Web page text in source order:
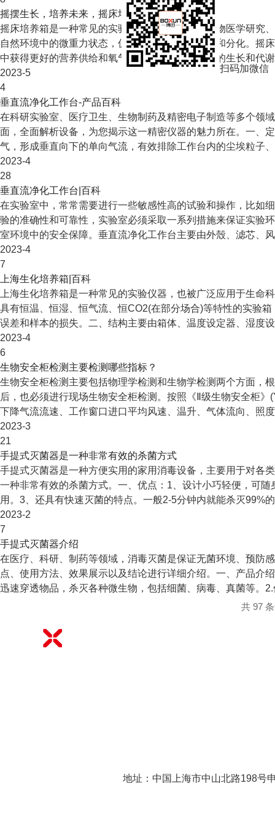
摇摆生长，培养未来，摇床培养箱的应用和优势
摇床培养箱是一种常见的实验设备，广泛应用于生物医学研究
自然环境中的微重力状态，促进细胞的生长、增殖和分化。摇
中获得更好的营养供给和氧气输送，从而促进细胞的生长和代
2023-5
4
垂直流净化工作台-产品百科
在科研实验室、医疗卫生、生物制药及精密电子制造等多个领
面，全面解析设备，为您揭示这一精密仪器的魅力所在。一、
气，形成垂直向下的单向气流，有效排除工作台内的尘埃粒子
2023-4
28
垂直流净化工作台|百科
在实验室中，常常需要进行一些敏感性高的试验和操作，比如
验的准确性和可靠性，实验室必须采取一系列措施来保证实验
室环境中的安全保障。垂直流净化工作台主要由外殼、滤芯、
2023-4
7
上海生化培养箱|百科
上海生化培养箱是一种常见的实验仪器，也被广泛应用于生
具有恒温、恒湿、恒气流、恒CO2(在部分场合)等特性的实验
误差和样本的损失。二、结构主要由箱体、温度设定器、湿度
2023-4
6
生物安全柜检测主要检测哪些指标？
生物安全柜检测主要包括物理学检测和生物学检测两个方面，
后，也必须进行现场生物安全柜检测。按照《Ⅱ级生物安全柜
下降气流流速、工作窗口进口平均风速、温升、气体流向、照
2023-3
21
手提式灭菌器是一种非常有效的杀菌方式
手提式灭菌器是一种方便实用的家用消毒设备，主要用于对各
一种非常有效的杀菌方式。一、优点：1、设计小巧轻便，可
用。3、还具有快速灭菌的特点。一般2-5分钟内就能杀灭99%
2023-2
7
手提式灭菌器介绍
在医疗、科研、制药等领域，消毒灭菌是保证无菌环境、预防
点、使用方法、效果展示以及结论进行详细介绍。一、产品介
迅速穿透物品，杀灭各种微生物，包括细菌、病毒、真菌等。
共 97
地址：中国上海市中山北路198号
扫码加微信